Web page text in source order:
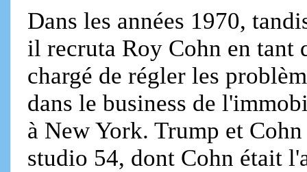
Dans les années 1970,
il recruta Roy Cohn en
chargé de régler les
dans le business de
à New York. Trump et
studio 54, dont Cohn était